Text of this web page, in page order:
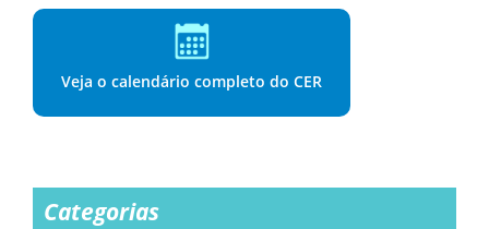
Veja o calendário completo do CER
Categorias